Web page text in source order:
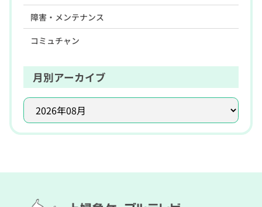
障害・メンテナンス
コミュチャン
月別アーカイブ